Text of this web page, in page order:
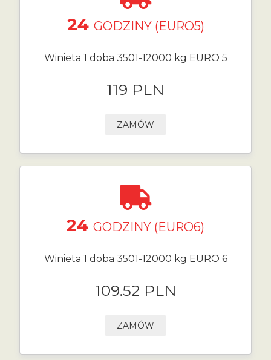
24 GODZINY (EURO5)
Winieta 1 doba 3501-12000 kg EURO 5
119 PLN
ZAMÓW
24 GODZINY (EURO6)
Winieta 1 doba 3501-12000 kg EURO 6
109.52 PLN
ZAMÓW